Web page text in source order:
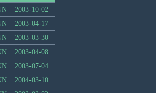
2003-10-02
2003-04-17
2003-03-30
2003-04-08
2003-07-04
2004-03-10